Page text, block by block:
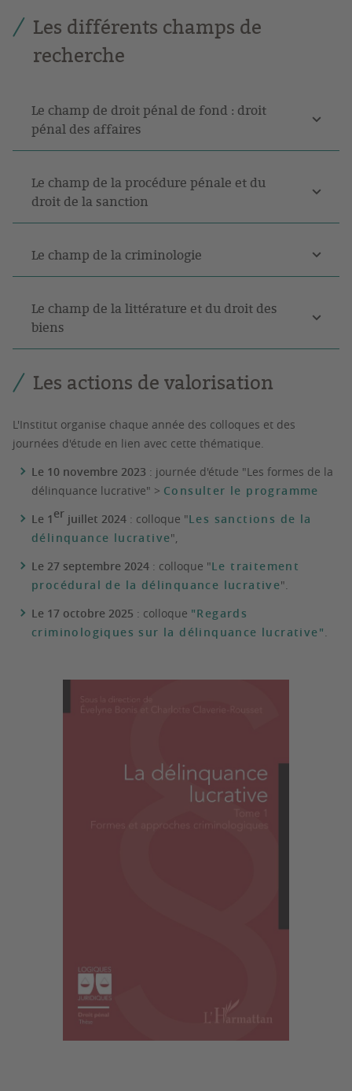
Les différents champs de
recherche
Le champ de droit pénal de fond : droit
pénal des affaires
Le champ de la procédure pénale et du
droit de la sanction
Le champ de la criminologie
Le champ de la littérature et du droit des
biens
Les actions de valorisation
L'Institut organise chaque année des colloques et des
journées d'étude en lien avec cette thématique.
Le 10 novembre 2023 : journée d'étude "Les formes de la
délinquance lucrative" > Consulter le programme
Le 1 er juillet 2024 : colloque "Les sanctions de la
délinquance lucrative",
Le 27 septembre 2024 : colloque "Le traitement
procédural de la délinquance lucrative".
Le 17 octobre 2025 : colloque "Regards
criminologiques sur la délinquance lucrative".